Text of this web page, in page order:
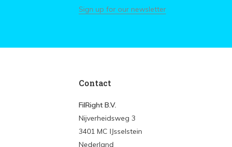
Sign up for our newsletter
Contact
FilRight B.V.
Nijverheidsweg 3
3401 MC IJsselstein
Nederland